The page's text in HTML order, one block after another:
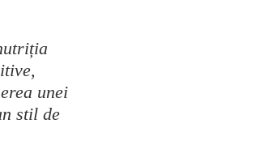
unei
stil de